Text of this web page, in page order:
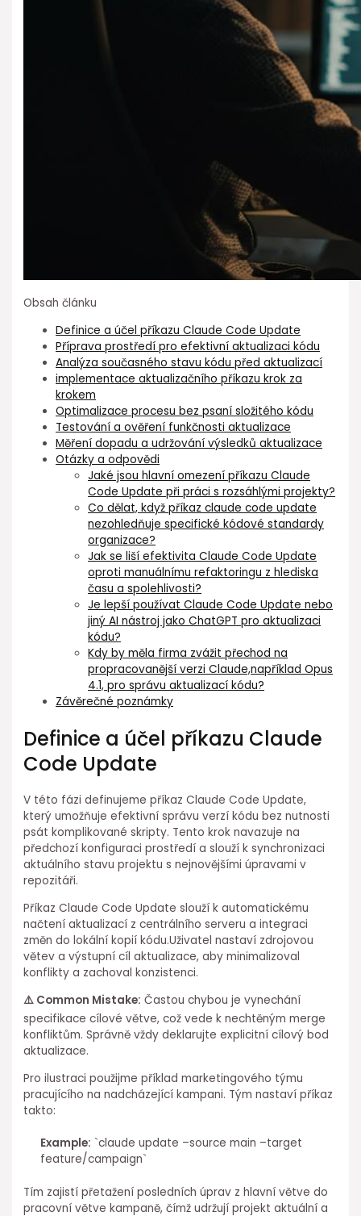
Obsah článku
Definice a účel⁣ příkazu Claude Code Update
Příprava prostředí⁣ pro efektivní aktualizaci kódu
Analýza⁢ současného stavu ⁣kódu před aktualizací
implementace aktualizačního ⁣příkazu krok za
krokem
Optimalizace⁢ procesu bez psaní složitého kódu
Testování a⁢ ověření funkčnosti aktualizace
Měření dopadu a udržování výsledků aktualizace
Otázky⁢ a odpovědi
Jaké jsou hlavní omezení příkazu Claude
Code Update při práci s rozsáhlými ⁢projekty?
Co dělat, když příkaz claude code update
⁤nezohledňuje ⁣specifické kódové standardy
⁣organizace?
Jak se liší⁤ efektivita Claude Code Update
oproti manuálnímu ⁢refaktoringu z hlediska
času a ⁢spolehlivosti?
Je⁢ lepší používat Claude Code Update nebo
jiný AI nástroj jako ChatGPT⁣ pro aktualizaci
kódu?
Kdy by měla firma zvážit přechod na
propracovanější verzi Claude,například Opus
4.1, pro správu aktualizací kódu?
Závěrečné poznámky
Definice a účel⁣ příkazu Claude
Code Update
V této fázi definujeme příkaz Claude Code ⁤Update,
který umožňuje⁤ efektivní⁣ správu verzí kódu bez ⁣nutnosti
psát komplikované skripty. Tento krok navazuje na
předchozí konfiguraci prostředí⁣ a slouží k synchronizaci
aktuálního⁤ stavu projektu s nejnovějšími úpravami ⁣v
repozitáři.
Příkaz Claude Code Update slouží k automatickému
načtení aktualizací⁢ z ⁢centrálního serveru a integraci
změn do lokální kopií kódu.Uživatel nastaví zdrojovou
větev a výstupní cíl aktualizace, aby minimalizoval
konflikty a zachoval konzistenci.
⚠️ Common Mistake: Častou chybou je vynechání
⁢specifikace cílové větve, což vede k nechtěným merge
konfliktům. Správně vždy deklarujte ⁢explicitní cílový bod
⁤aktualizace.
Pro ilustraci použijme příklad marketingového týmu
pracujícího na nadcházející kampani. ⁣Tým nastaví příkaz
takto:
Example: `claude update –source main ⁣–target
feature/campaign`
Tím ⁤zajistí přetažení posledních úprav z⁤ hlavní větve ⁢do
⁣pracovní větve kampaně, čímž ⁣udržují projekt aktuální a